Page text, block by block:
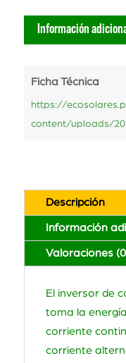
Información
Ficha Técnica
https://
content/uploads/
Descripción
Información
Valoraciones
El inversor de
toma la
corriente
corriente